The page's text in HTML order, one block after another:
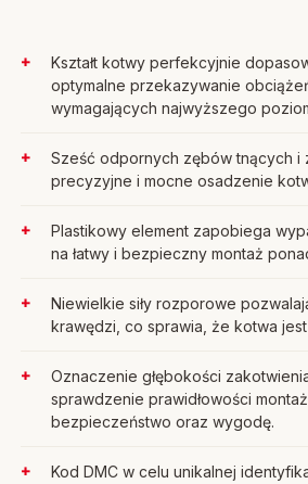
Kształt kotwy perfekcyjnie
optymalne przekazywanie
wymagających najwyższego
Sześć odpornych zębów tnących i
precyzyjne i mocne osadzenie
Plastikowy element zapobiega
na łatwy i bezpieczny montaż
Niewielkie siły rozporowe
krawędzi, co sprawia, że kotwa
Oznaczenie głębokości
sprawdzenie prawidłowości
bezpieczeństwo oraz wygodę.
Kod DMC w celu unikalnej